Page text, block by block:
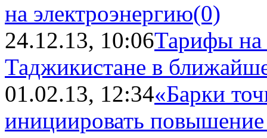
на электроэнергию(0)
24.12.13, 10:06Тарифы на
Таджикистане в
01.02.13, 12:34«Барки
инициировать повышение